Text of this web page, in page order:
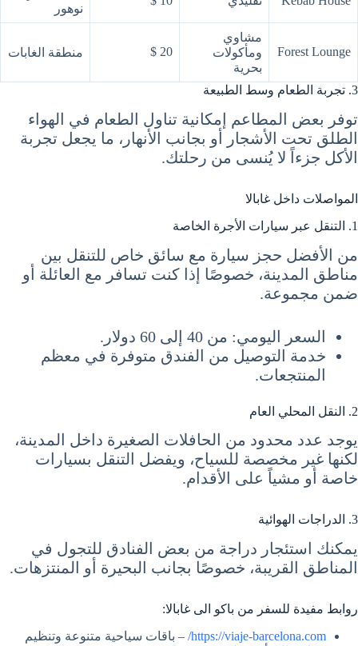
نوهور
Forest Lounge
مشاوي
ومأكولات
بحرية
20 $ منطقة الغابات
3. تجربة الطعام وسط الطبيعة
توفر بعض المطاعم إمكانية تناول الطعام في الهواء
الطلق تحت الأشجار أو بجانب الأنهار، ما يجعل تجربة
الأكل جزءاً لا يُنسى من رحلتك.
المواصلات داخل غابالا
1. التنقل عبر سيارات الأجرة الخاصة
من الأفضل حجز سيارة مع سائق خاص للتنقل بين
مناطق المدينة، خصوصًا إذا كنت تسافر مع العائلة أو
ضمن مجموعة.
السعر اليومي: من 40 إلى 60 دولار.
خدمة التوصيل من الفندق متوفرة في معظم
المنتجعات.
2. النقل المحلي العام
يوجد عدد محدود من الحافلات الصغيرة داخل المدينة،
لكنها غير مخصصة للسياح، ويفضل التنقل بسيارات
خاصة أو مشياً على الأقدام.
3. الدراجات الهوائية
يمكنك استئجار دراجة من بعض الفنادق للتجول في
المناطق القريبة، خصوصًا بجانب البحيرة أو المنتزهات.
روابط مفيدة للسفر من باكو الى غابالا:
https://viaje-barcelona.com/ – باقات سياحية متنوعة وتنظيم